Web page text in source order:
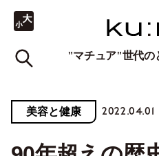
"マチュア"世代の
美容と健康 2022.04.01